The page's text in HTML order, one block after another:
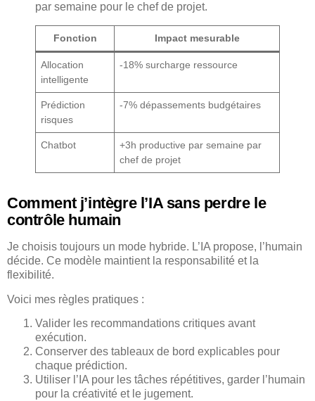
par semaine pour le chef de projet.
Fonction Impact mesurable
Allocation
intelligente
-18% surcharge ressource
Prédiction
risques
-7% dépassements budgétaires
Chatbot
+3h productive par semaine par
chef de projet
Comment j’intègre l’IA sans perdre le
contrôle humain
Je choisis toujours un mode hybride. L’IA propose, l’humain
décide. Ce modèle maintient la responsabilité et la
flexibilité.
Voici mes règles pratiques :
Valider les recommandations critiques avant
exécution.
Conserver des tableaux de bord explicables pour
chaque prédiction.
Utiliser l’IA pour les tâches répétitives, garder l’humain
pour la créativité et le jugement.